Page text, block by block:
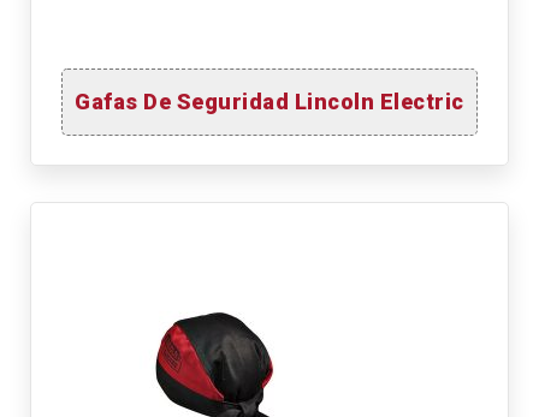
Gafas De Seguridad Lincoln Electric